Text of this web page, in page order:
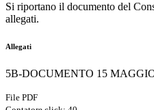
Si riportano il documento del
allegati.
Allegati
5B-DOCUMENTO 15
File PDF